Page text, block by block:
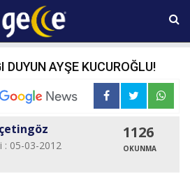
Perşembe 23:02
AYŞE KUCUROĞLU!
: 05-03-2012
1126
OKUNMA